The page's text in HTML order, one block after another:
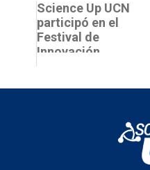
invención
Science Up UCN
participó en el
Festival de
Innovación,